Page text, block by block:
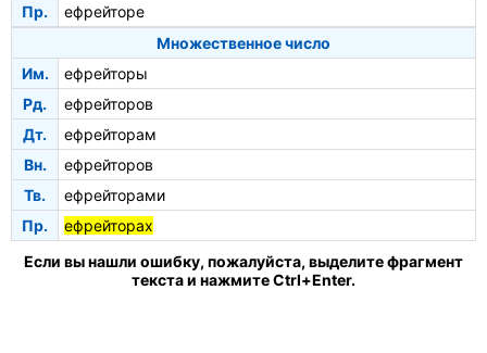
Пр.
ефрейторе
Множественное число
Им.
ефрейторы
Рд.
ефрейторов
Дт.
ефрейторам
Вн.
ефрейторов
Тв.
ефрейторами
Пр.
ефрейторах
Если вы нашли ошибку, пожалуйста, выделите фрагмент
текста и нажмите Ctrl+Enter.